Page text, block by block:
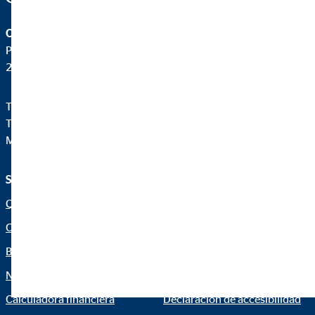
OVB Allfinanz España S.A.
Pza. Manuel Gómez Moreno, 2 8ªA
28020 Madrid
Teléfono:
Telefax: +34 91 44710-29
Mail:
Servicio e información
Quiénes Somos
Consultoría financiera
Blog
Noticias
Calculadora financiera
Declaración de accesibilidad